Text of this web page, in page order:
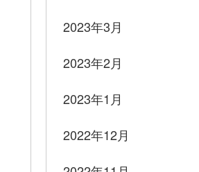
2023年3月
2023年2月
2023年1月
2022年12月